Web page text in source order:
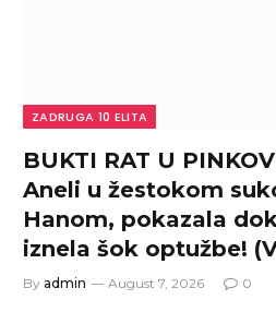
ZADRUGA 10 ELITA
BUKTI RAT U
Aneli u žestokom
Hanom, pokazala
iznela šok optužbe!
By admin August 7, 2026 0